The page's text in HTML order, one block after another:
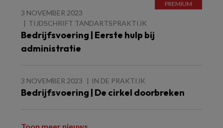
3 NOVEMBER 2023
TIJDSCHRIFT TANDARTSPRAKTIJK
Bedrijfsvoering | Eerste hulp bij
administratie
3 NOVEMBER 2023 IN DE PRAKTIJK
Bedrijfsvoering | De cirkel doorbreken